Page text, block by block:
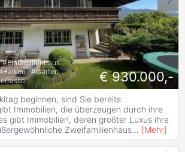
#Einfamilienhaus
Balkon #Garten
€ 930.000,-
beginnen, sind Sie bereits
Immobilien, die überzeugen durch ihre
gibt Immobilien, deren größter Luxus ihre
Zweifamilienhaus... [Mehr]